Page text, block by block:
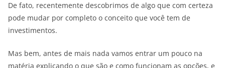
De fato, recentemente descobrimos de algo que com certeza
pode mudar por completo o conceito que você tem de
investimentos.
Mas bem, antes de mais nada vamos entrar um pouco na
matéria explicando o que são e como funcionam as opções, e